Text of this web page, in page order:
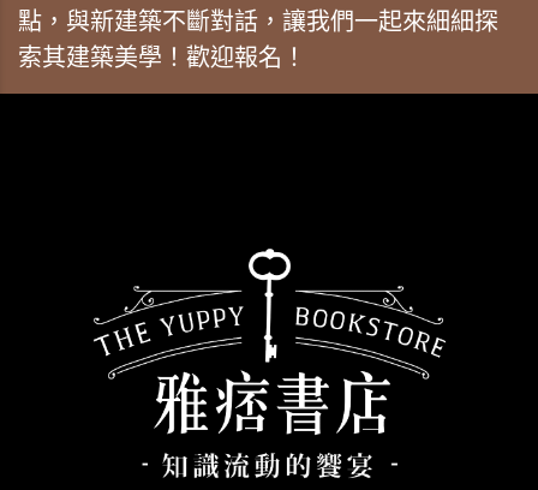
點，與新建築不斷對話，讓我們一起來細細探
索其建築美學！歡迎報名！